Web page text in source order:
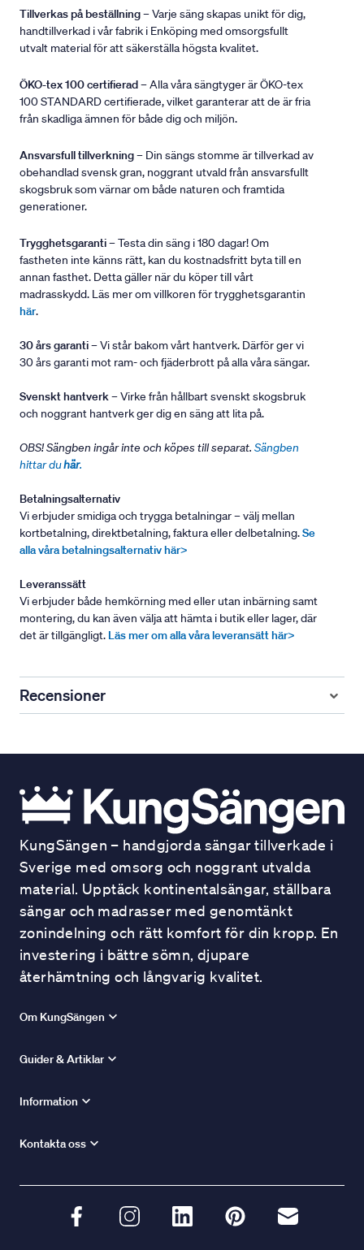
Tillverkas på beställning– Varje säng skapas unikt för dig,
handtillverkad i vår fabrik i Enköping med omsorgsfullt
utvalt material för att säkerställa högsta kvalitet.
ÖKO-tex 100 certifierad– Alla våra sängtyger är ÖKO-tex
100 STANDARD certifierade, vilket garanterar att de är fria
från skadliga ämnen för både dig och miljön.
Ansvarsfull tillverkning– Din sängs stomme är tillverkad av
obehandlad svensk gran, noggrant utvald från ansvarsfullt
skogsbruk som värnar om både naturen och framtida
generationer.
Trygghetsgaranti– Testa din säng i 180 dagar! Om
fastheten inte känns rätt, kan du kostnadsfritt byta till en
annan fasthet. Detta gäller när du köper till vårt
madrasskydd. Läs mer om villkoren för trygghetsgarantin
här.
30 års garanti– Vi står bakom vårt hantverk. Därför ger vi
30 års garanti mot ram- och fjäderbrott på alla våra sängar.
Svenskt hantverk– Virke från hållbart svenskt skogsbruk
och noggrant hantverk ger dig en säng att lita på.
OBS! Sängben ingår inte och köpes till separat. Sängben
hittar duhär.
Betalningsalternativ
Vi erbjuder smidiga och trygga betalningar – välj mellan
kortbetalning, direktbetalning, faktura eller delbetalning.Se
alla våra betalningsalternativ här>
Leveranssätt
Vi erbjuder både hemkörning med eller utan inbärning samt
montering, du kan även välja att hämta i butik eller lager, där
det är tillgängligt. Läs mer om alla våra leveransätt här>
Recensioner
KungSängen – handgjorda sängar tillverkade i
Sverige med omsorg och noggrant utvalda
material. Upptäck kontinentalsängar, ställbara
sängar och madrasser med genomtänkt
zonindelning och rätt komfort för din kropp. En
investering i bättre sömn, djupare
återhämtning och långvarig kvalitet.
Om KungSängen
Guider & Artiklar
Information
Kontakta oss